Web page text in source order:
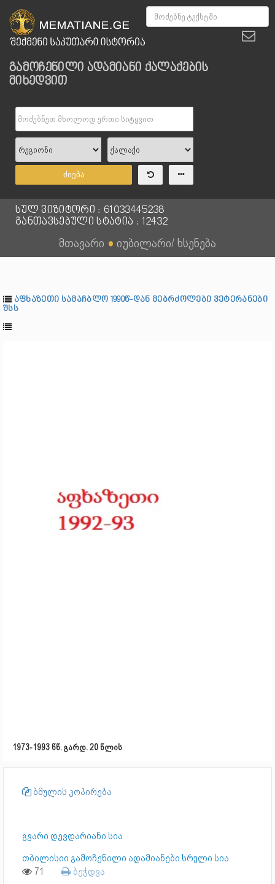
გამოჩენილი ადამიანი ქალაქების
მიხედვით
ძიება
სულ ვიზიტორი : 61033445238
განთავსებული სტატია : 12432
მთავარი ● იუბილარი/ ხსენება
აფხაზეთი სამაჩბლო 1990წ-დან მებრძოლები ვეტერანები
შსს
1973-1993 წწ. გარდ. 20 წლის
ბმულის კოპირება
გვარი დევდარიანი სია
თბილისიი გამოჩენილი ადამიანები სრული სია
71 ბეჭდვა